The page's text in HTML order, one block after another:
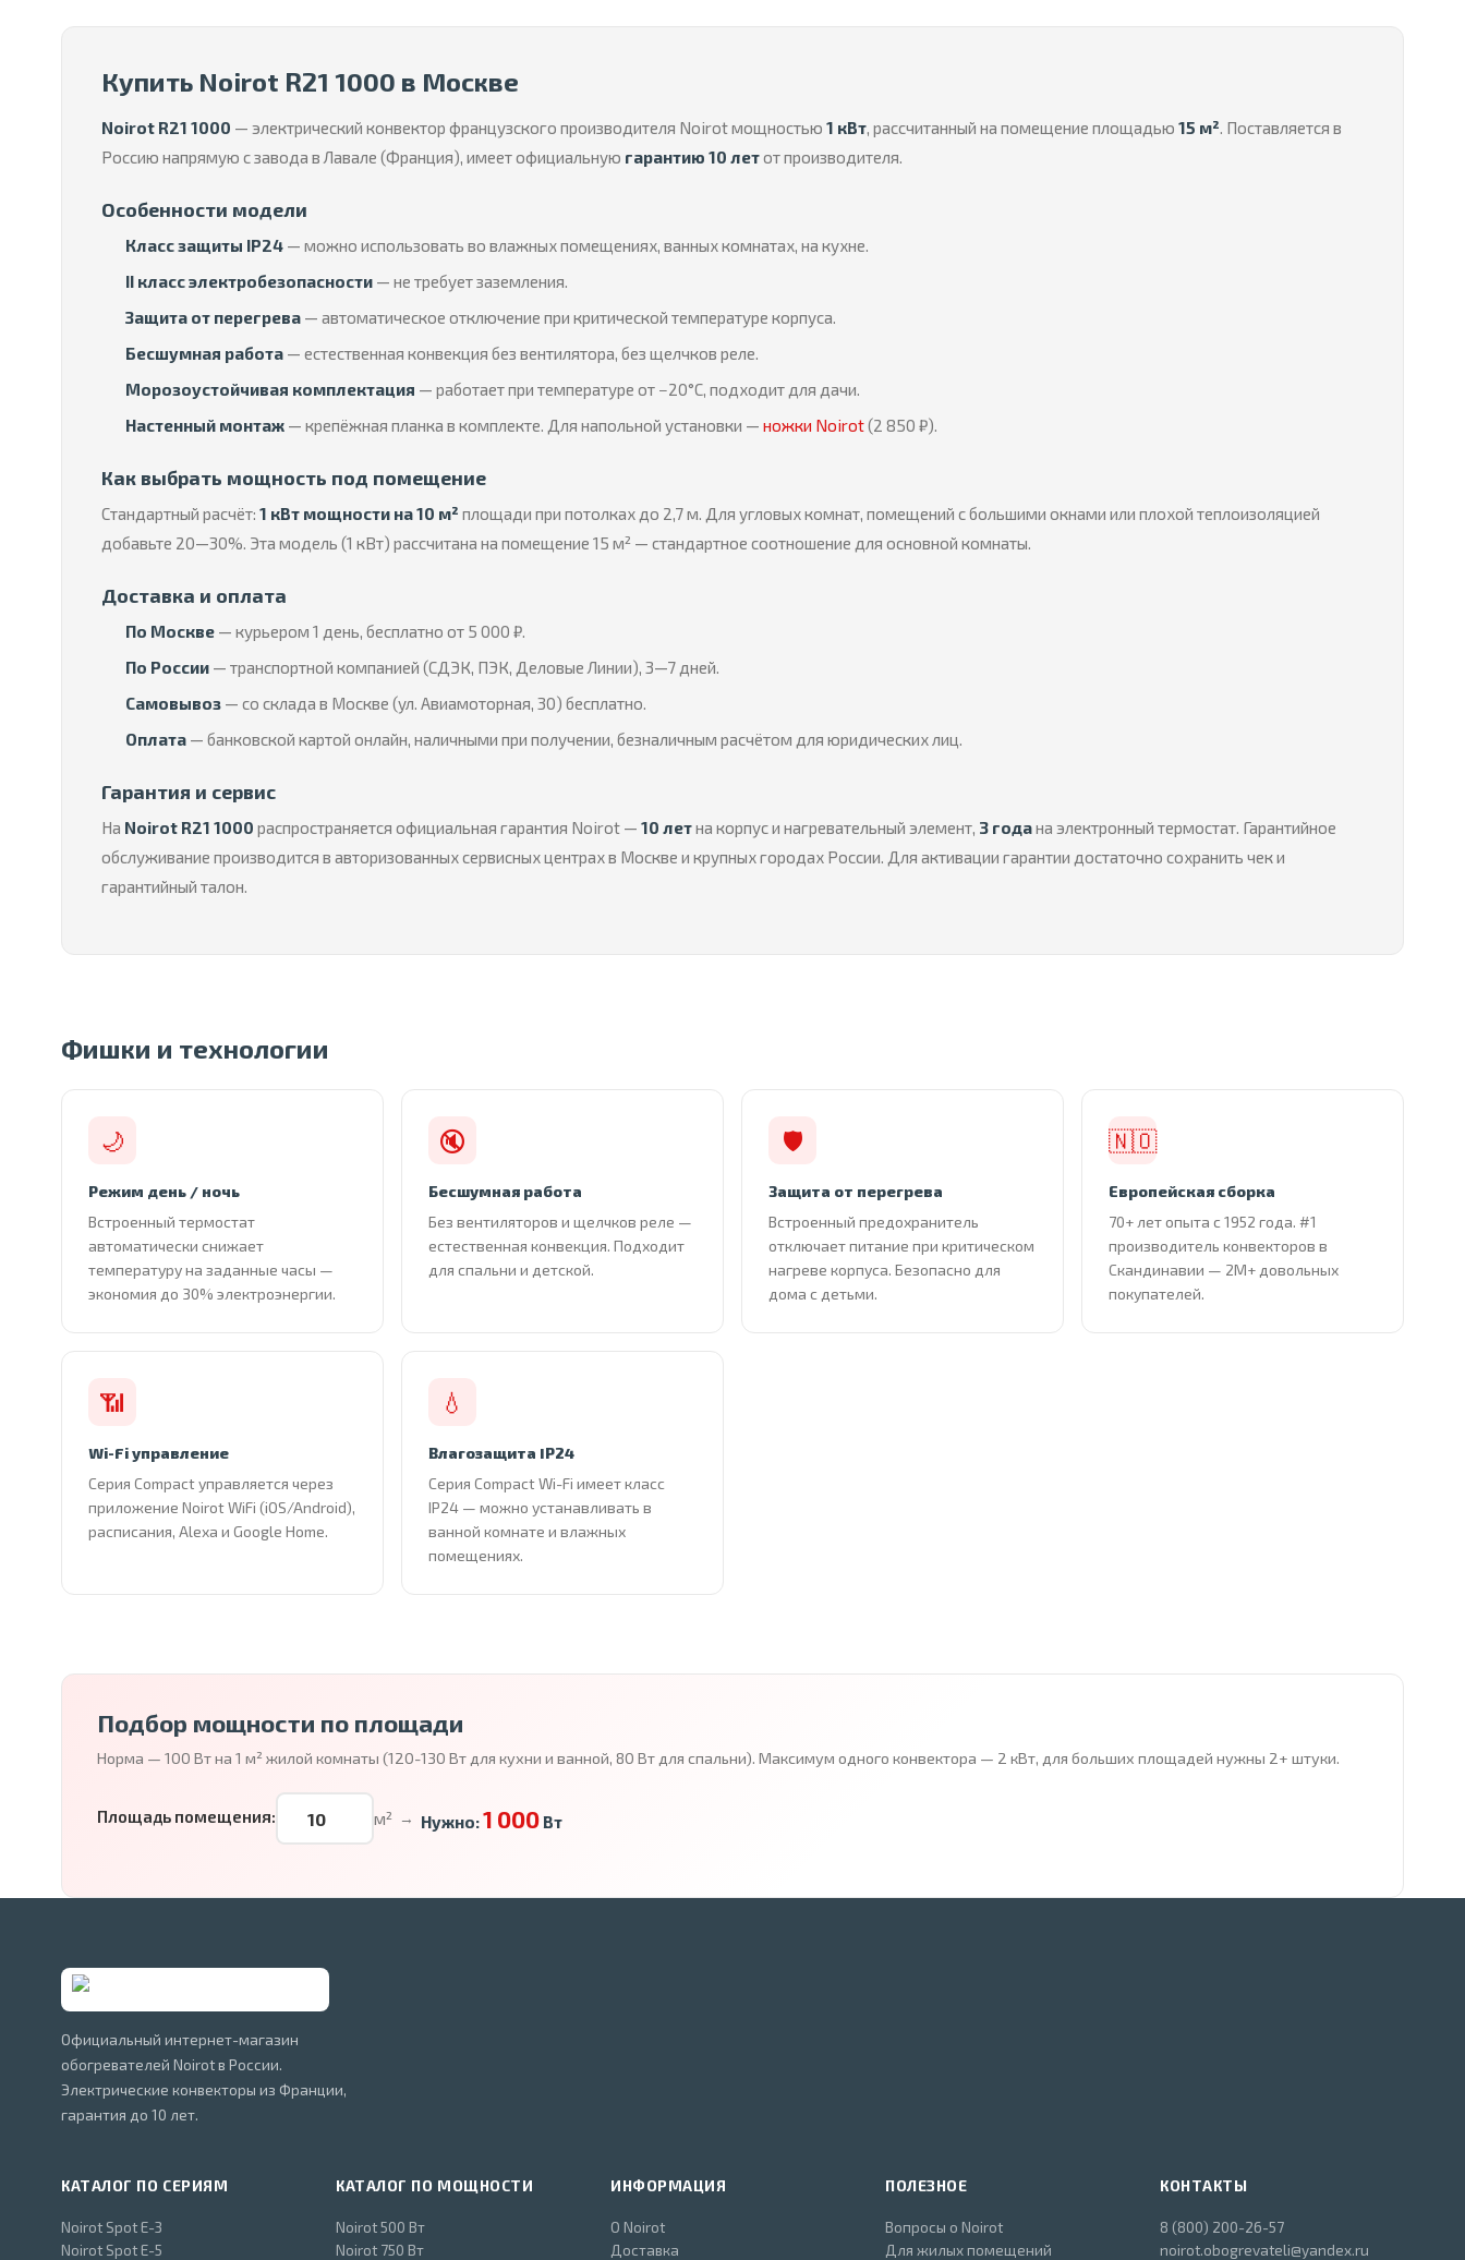
Купить Noirot R21 1000 в Москве
Noirot R21 1000 — электрический конвектор французского производителя Noirot мощностью 1 кВт, рассчитанный на помещение площадью 15 м². Поставляется в
Россию напрямую с завода в Лавале (Франция), имеет официальную гарантию 10 летот производителя.
Особенности модели
Класс защиты IP24 — можно использовать во влажных помещениях, ванных комнатах, на кухне.
II класс электробезопасности — не требует заземления.
Защита от перегрева — автоматическое отключение при критической температуре корпуса.
Бесшумная работа — естественная конвекция без вентилятора, без щелчков реле.
Морозоустойчивая комплектация — работает при температуре от −20°C, подходит для дачи.
Настенный монтаж — крепёжная планка в комплекте. Для напольной установки — ножки Noirot(2 850 ₽).
Как выбрать мощность под помещение
Стандартный расчёт: 1 кВт мощности на 10 м² площади при потолках до 2,7 м. Для угловых комнат, помещений с большими окнами или плохой теплоизоляцией
добавьте 20—30%. Эта модель (1 кВт) рассчитана на помещение 15 м² — стандартное соотношение для основной комнаты.
Доставка и оплата
По Москве — курьером 1 день, бесплатно от 5 000 ₽.
По России — транспортной компанией (СДЭК, ПЭК, Деловые Линии), 3—7 дней.
Самовывоз — со склада в Москве (ул. Авиамоторная, 30) бесплатно.
Оплата — банковской картой онлайн, наличными при получении, безналичным расчётом для юридических лиц.
Гарантия и сервис
На Noirot R21 1000 распространяется официальная гарантия Noirot — 10 летна корпус и нагревательный элемент, 3 годана электронный термостат. Гарантийное
обслуживание производится в авторизованных сервисных центрах в Москве и крупных городах России. Для активации гарантии достаточно сохранить чек и
гарантийный талон.
Фишки и технологии
🌙
Режим день / ночь
Встроенный термостат
автоматически снижает
температуру на заданные часы —
экономия до 30% электроэнергии.
🔇
Бесшумная работа
Без вентиляторов и щелчков реле —
естественная конвекция. Подходит
для спальни и детской.
🛡
Защита от перегрева
Встроенный предохранитель
отключает питание при критическом
нагреве корпуса. Безопасно для
дома с детьми.
🇳🇴
Европейская сборка
70+ лет опыта с 1952 года. #1
производитель конвекторов в
Скандинавии — 2М+ довольных
покупателей.
📶
Wi-Fi управление
Серия Compact управляется через
приложение Noirot WiFi (iOS/Android),
расписания, Alexa и Google Home.
💧
Влагозащита IP24
Серия Compact Wi-Fi имеет класс
IP24 — можно устанавливать в
ванной комнате и влажных
помещениях.
Подбор мощности по площади
Норма — 100 Вт на 1 м² жилой комнаты (120-130 Вт для кухни и ванной, 80 Вт для спальни). Максимум одного конвектора — 2 кВт, для больших площадей нужны 2+ штуки.
Площадь помещения: м² → Нужно:1 000Вт
Официальный интернет-магазин
обогревателей Noirot в России.
Электрические конвекторы из Франции,
гарантия до 10 лет.
КАТАЛОГ ПО СЕРИЯМ
Noirot Spot E-3
Noirot Spot E-5
КАТАЛОГ ПО МОЩНОСТИ
Noirot 500 Вт
Noirot 750 Вт
ИНФОРМАЦИЯ
О Noirot
Доставка
ПОЛЕЗНОЕ
Вопросы о Noirot
Для жилых помещений
КОНТАКТЫ
8 (800) 200-26-57
noirot.obogrevateli@yandex.ru